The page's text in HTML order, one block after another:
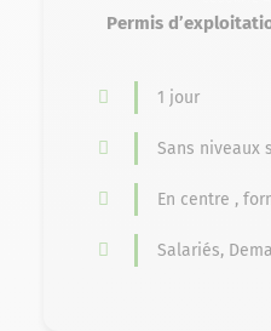
Permis
1 jour
Sans niveaux
En centre ,
Salariés,